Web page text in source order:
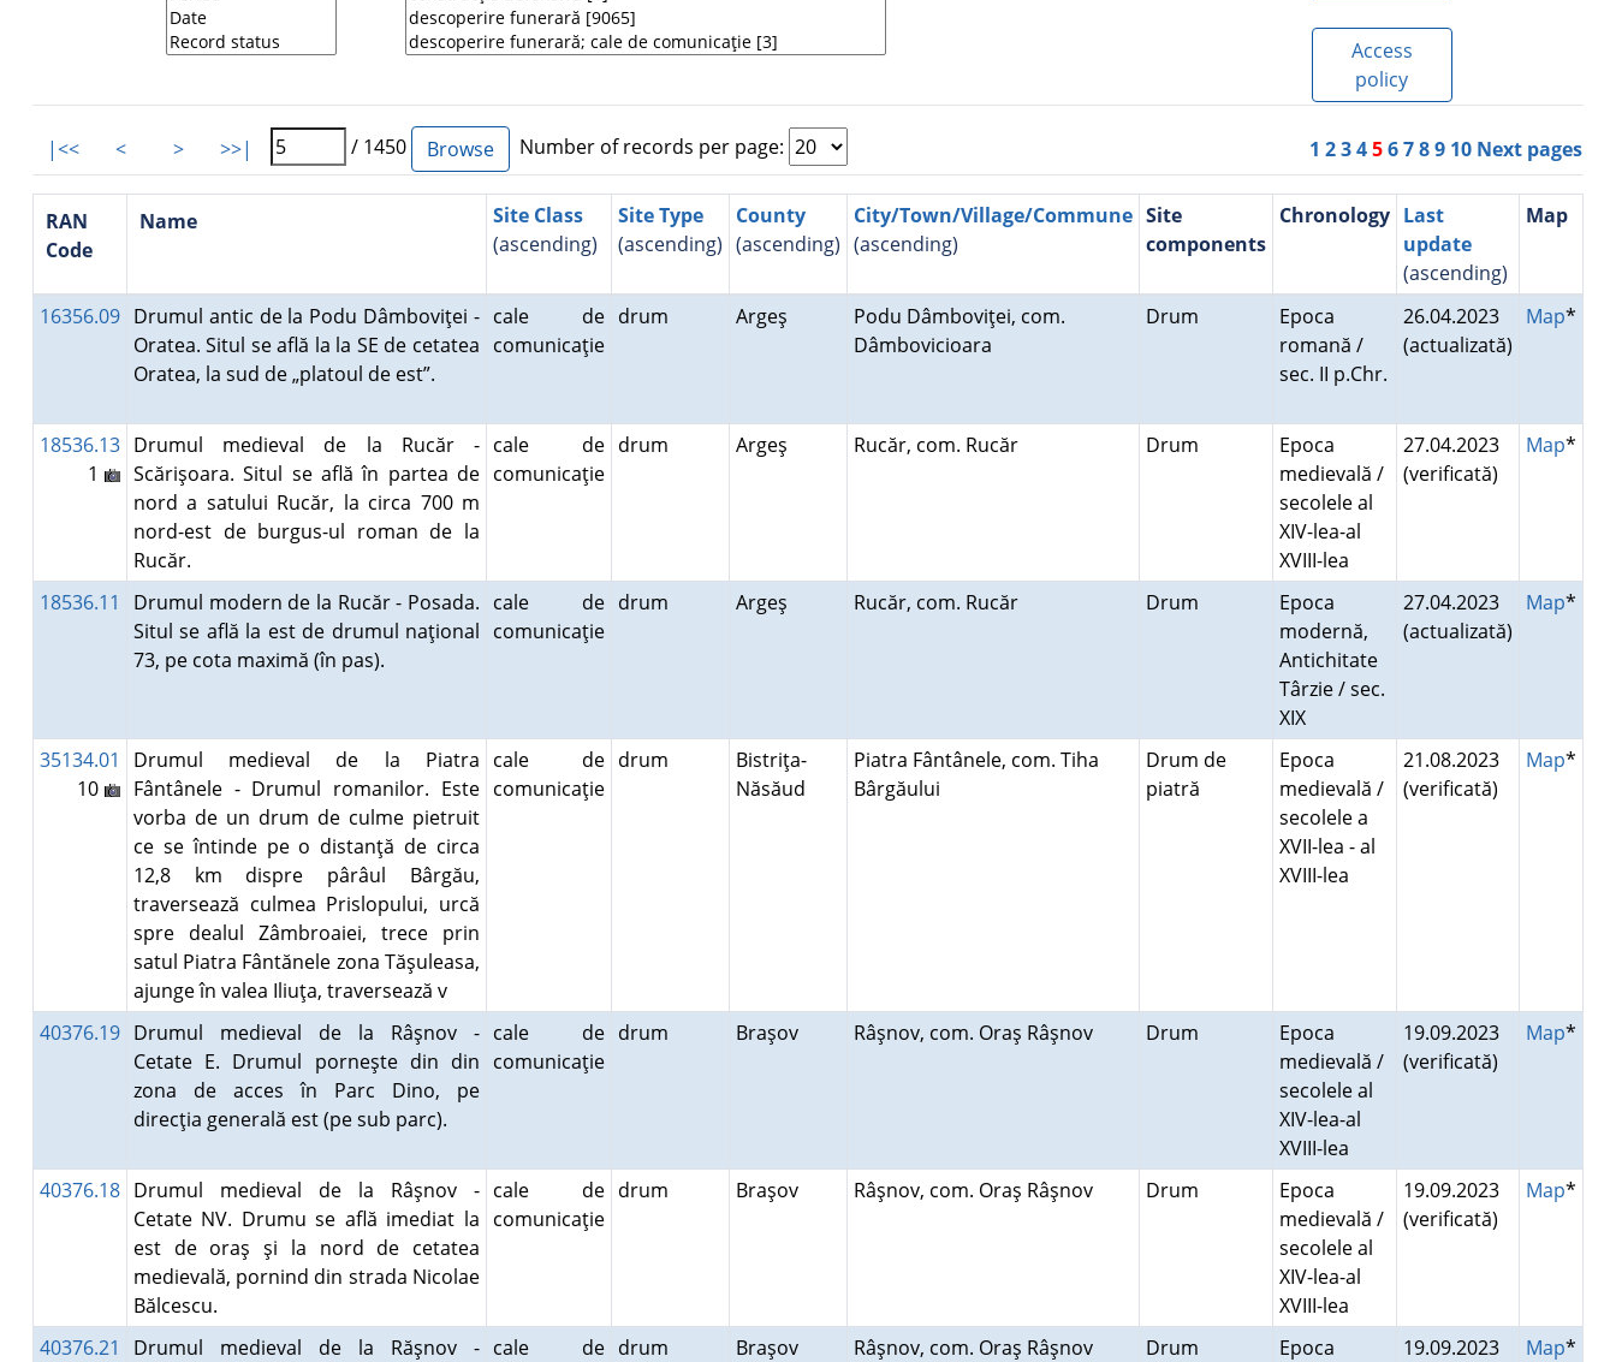
Access
policy
|<< < > >>| / 1450 Number of records per page: 1 23456789 10 Next pages
RAN
Code
Name
Site Class
(ascending)
Site Type
(ascending)
County
(ascending)
City/Town/Village/Commune
(ascending)
Site
components
Chronology Last
update
(ascending)
Map
16356.09 Drumul antic de la Podu Dâmboviţei -
Oratea. Situl se află la la SE de cetatea
Oratea, la sud de „platoul de est”.
cale de
comunicaţie
drum Argeş
Podu Dâmboviţei, com.
Dâmbovicioara
Drum
Epoca
romană /
sec. II p.Chr.
26.04.2023
(actualizată)
Map*
18536.13
1
Drumul medieval de la Rucăr -
Scărişoara. Situl se află în partea de
nord a satului Rucăr, la circa 700 m
nord-est de burgus-ul roman de la
Rucăr.
cale de
comunicaţie
drum Argeş Rucăr, com. Rucăr Drum
Epoca
medievală /
secolele al
XIV-lea-al
XVIII-lea
27.04.2023
(verificată)
Map*
18536.11
Drumul modern de la Rucăr - Posada.
Situl se află la est de drumul naţional
73, pe cota maximă (în pas).
cale de
comunicaţie
drum Argeş Rucăr, com. Rucăr Drum
Epoca
modernă,
Antichitate
Târzie / sec.
XIX
27.04.2023
(actualizată)
Map*
35134.01
10
Drumul medieval de la Piatra
Fântânele - Drumul romanilor. Este
vorba de un drum de culme pietruit
ce se întinde pe o distanţă de circa
12,8 km dispre pârâul Bârgău,
traversează culmea Prislopului, urcă
spre dealul Zâmbroaiei, trece prin
satul Piatra Fântănele zona Tăşuleasa,
ajunge în valea Iliuţa, traversează v
cale de
comunicaţie
drum
Bistriţa-
Năsăud
Piatra Fântânele, com. Tiha
Bârgăului
Drum de
piatră
Epoca
medievală /
secolele a
XVII-lea - al
XVIII-lea
21.08.2023
(verificată)
Map*
40376.19 Drumul medieval de la Râşnov -
Cetate E. Drumul porneşte din din
zona de acces în Parc Dino, pe
direcţia generală est (pe sub parc).
cale de
comunicaţie
drum Braşov Râşnov, com. Oraş Râşnov Drum
Epoca
medievală /
secolele al
XIV-lea-al
XVIII-lea
19.09.2023
(verificată)
Map*
40376.18 Drumul medieval de la Râşnov -
Cetate NV. Drumu se află imediat la
est de oraş şi la nord de cetatea
medievală, pornind din strada Nicolae
Bălcescu.
cale de
comunicaţie
drum Braşov Râşnov, com. Oraş Râşnov Drum
Epoca
medievală /
secolele al
XIV-lea-al
XVIII-lea
19.09.2023
(verificată)
Map*
40376.21
Drumul medieval de la Răşnov - cale de drum Braşov Râşnov, com. Oraş Râşnov Drum
Epoca
19.09.2023
Map*